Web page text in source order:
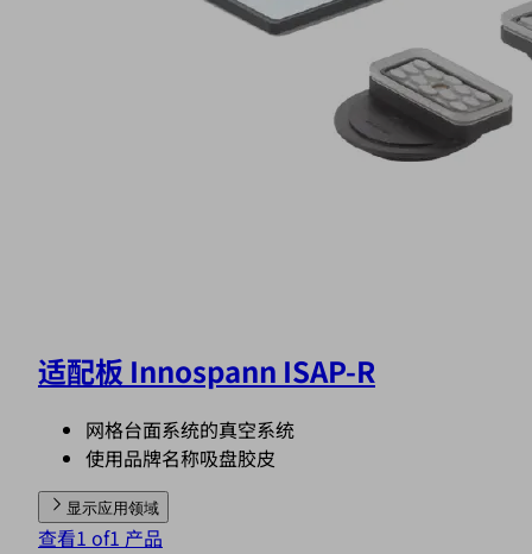
适配板 Innospann ISAP-R
网格台面系统的真空系统
使用品牌名称吸盘胶皮
显示应用领域
查看1 of1 产品